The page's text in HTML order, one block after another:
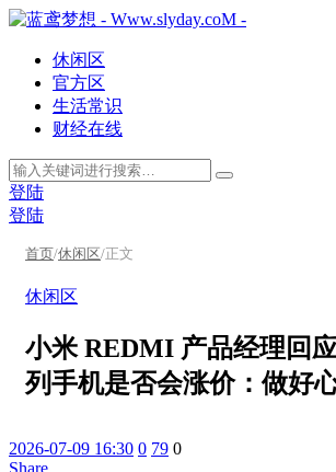
休闲区
官方区
生活常识
财经在线
登陆
登陆
首页/休闲区/正文
休闲区
小米 REDMI 产品经理回
列手机是否会涨价：做好
2026-07-09 16:30 0 79 0
Share